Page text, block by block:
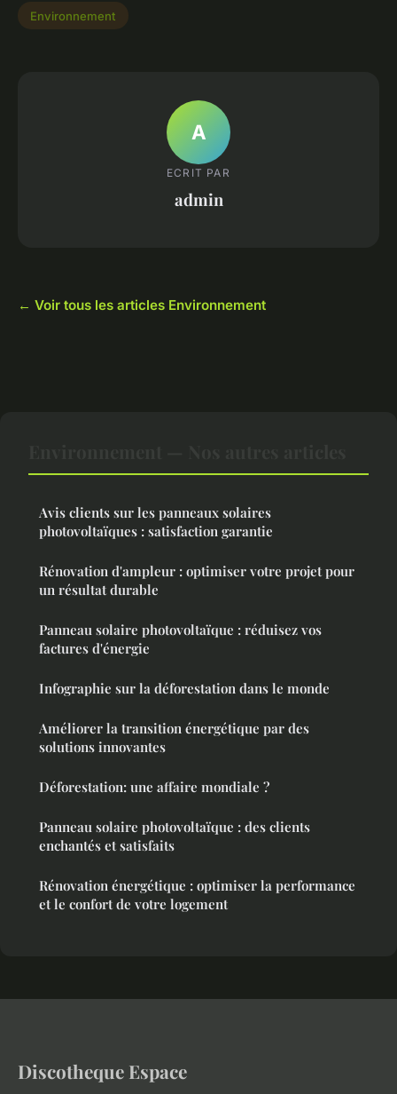
Environnement
A
ECRIT PAR
admin
← Voir tous les articles Environnement
Avis clients sur les panneaux solaires
photovoltaïques : satisfaction garantie
Rénovation d'ampleur : optimiser votre projet pour
un résultat durable
Panneau solaire photovoltaïque : réduisez vos
factures d'énergie
Infographie sur la déforestation dans le monde
Améliorer la transition énergétique par des
solutions innovantes
Déforestation: une affaire mondiale ?
Panneau solaire photovoltaïque : des clients
enchantés et satisfaits
Rénovation énergétique : optimiser la performance
et le confort de votre logement
Discotheque Espace